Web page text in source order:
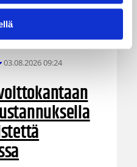
03.08.2026 09:24